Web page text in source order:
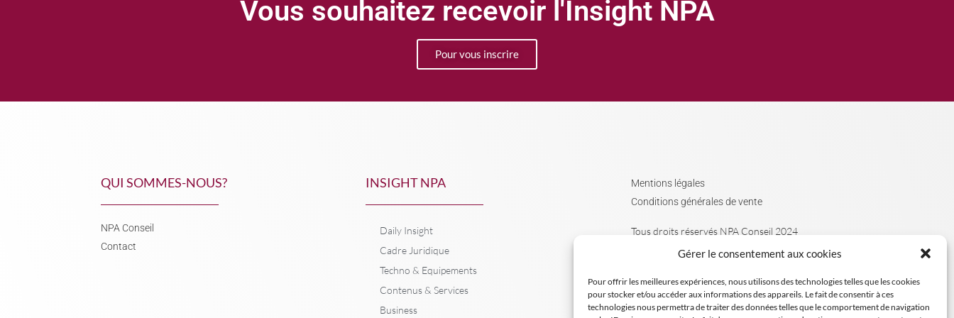
Gérer le consentement aux cookies
Pour offrir les meilleures expériences, nous utilisons des technologies telles que les cookies
pour stocker et/ou accéder aux informations des appareils. Le fait de consentir à ces
technologies nous permettra de traiter des données telles que le comportement de navigation
Vous souhaitez recevoir l'Insight NPA
Pour vous inscrire
QUI SOMMES-NOUS?
NPA Conseil
Contact
INSIGHT NPA
Daily Insight
Cadre Juridique
Techno & Equipements
Contenus & Services
Business
Mentions légales
Conditions générales de vente
Tous droits réservés NPA Conseil 2024